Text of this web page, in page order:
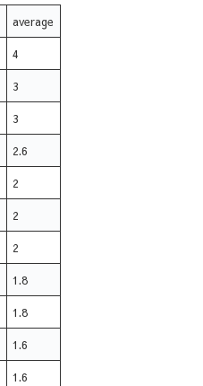
average
4
3
3
2.6
2
2
2
1.8
1.8
1.6
1.6